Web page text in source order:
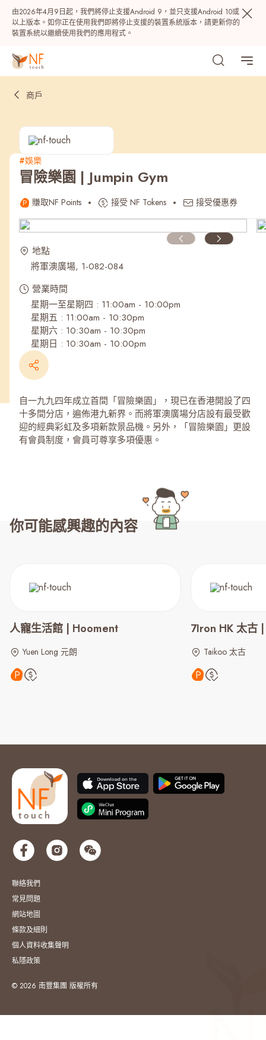
由2026年4月9日起，我們將停止支援Android 9，並只支援Android 10或
以上版本。如你正在使用我們即將停止支援的裝置系統版本，請更新你的
裝置系統以繼續使用我們的應用程式。
熱門
最近搜尋紀錄
商戶
#娛樂
冒險樂園 | Jumpin Gym
賺取NF Points 接受 NF Tokens 接受優惠券
地點
將軍澳廣場, 1-082-084
營業時間
星期一至星期四 : 11:00am - 10:00pm
星期五 : 11:00am - 10:30pm
星期六 : 10:30am - 10:30pm
星期日 : 10:30am - 10:00pm
自一九九四年成立首間「冒險樂園」，現已在香港開設了四
十多間分店，遍佈港九新界。而將軍澳廣場分店設有最受歡
迎的經典彩虹及多項新款景品機。另外，「冒險樂園」更設
有會員制度，會員可尊享多項優惠。
你可能感興趣的內容
人寵生活館 | Hooment
Yuen Long 元朗
7Iron HK 太古
Taikoo 太古
聯絡我們
常見問題
網站地圖
條款及細則
個人資料收集聲明
私隱政策
© 2026 南豐集團 版權所有